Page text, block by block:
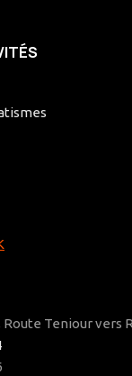
Teniour vers